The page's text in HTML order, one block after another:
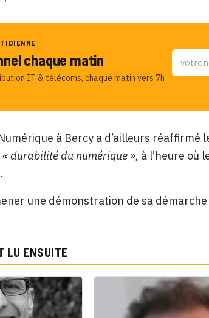
chaque matin
IT & télécoms, chaque matin vers 7h
à Bercy a d’ailleurs réaffirmé
« durabilité du numérique », à l’heure où
une démonstration de sa
LU ENSUITE